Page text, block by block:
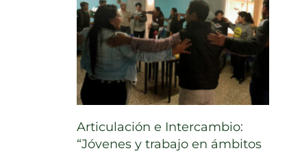
Articulación e Intercambio:
“Jóvenes y trabajo en ámbitos